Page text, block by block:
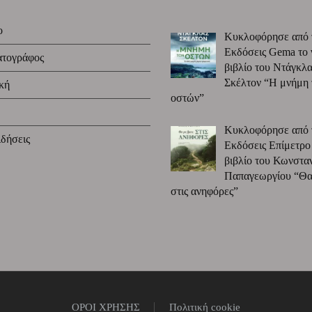
Κυκλοφόρησε από
Εκδόσεις Gema το
βιβλίο του
Σκέλτον “Η μνήμη
οστών”
Κυκλοφόρησε από
Εκδόσεις
βιβλίο του
Παπαγεωργίου “Θα
στις ανηφόρες”
ΟΡΟΙ ΧΡΗΣΗΣ Πολιτική cookie